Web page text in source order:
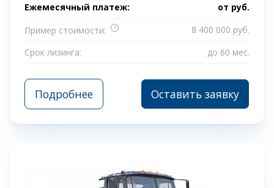
Ежемесячный платеж: от руб.
Пример стоимости:
?
8 400 000 руб.
Срок лизинга:
до 60 мес.
Подробнее Оставить заявку